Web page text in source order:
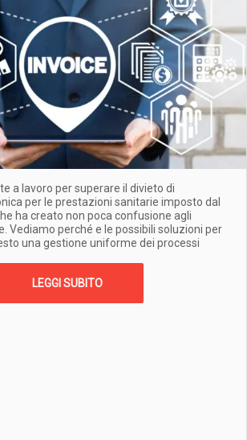
a lavoro per superare il divieto di
per le prestazioni sanitarie imposto dal
ha creato non poca confusione agli
Vediamo perché e le possibili soluzioni per
una gestione uniforme dei processi
LEGGI SUBITO